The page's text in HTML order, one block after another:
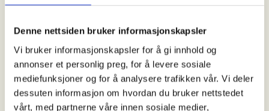
Denne nettsiden bruker informasjonskapsler
Vi bruker informasjonskapsler for å gi innhold og
annonser et personlig preg, for å levere sosiale
mediefunksjoner og for å analysere trafikken vår. Vi deler
dessuten informasjon om hvordan du bruker nettstedet
vårt, med partnerne våre innen sosiale medier,
Fast fredagsmøte i
Ungdomsutvalget SJFF
(SJFFU)